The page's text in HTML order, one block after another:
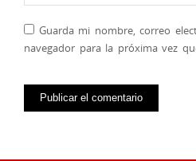
Guarda mi nombre, correo
navegador para la próxima vez